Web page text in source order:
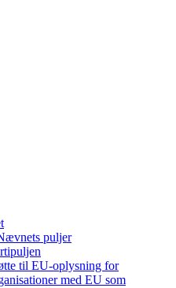
puljer
til EU-oplysning for
med EU som